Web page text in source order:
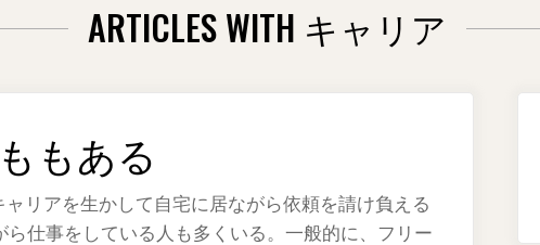
ARTICLES WITH キャリア
もある
リアを生かして自宅に居ながら依頼を請け負える
仕事をしている人も多くいる。一般的に、フリー